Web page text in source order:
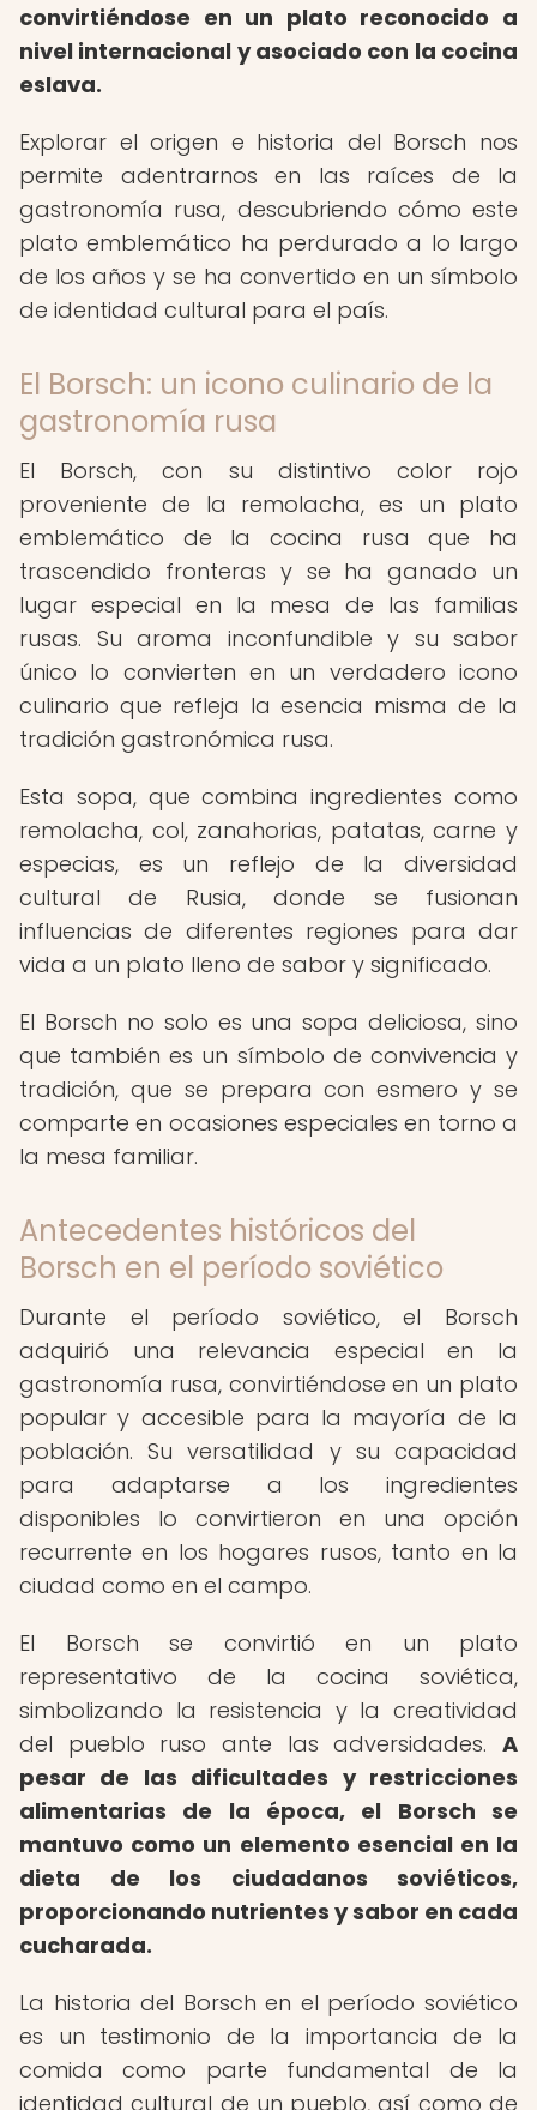
convirtiéndose en un plato reconocido a
nivel internacional y asociado con la cocina
eslava.
Explorar el origen e historia del Borsch nos
permite adentrarnos en las raíces de la
gastronomía rusa, descubriendo cómo este
plato emblemático ha perdurado a lo largo
de los años y se ha convertido en un símbolo
de identidad cultural para el país.
El Borsch: un icono culinario de la
gastronomía rusa
El Borsch, con su distintivo color rojo
proveniente de la remolacha, es un plato
emblemático de la cocina rusa que ha
trascendido fronteras y se ha ganado un
lugar especial en la mesa de las familias
rusas. Su aroma inconfundible y su sabor
único lo convierten en un verdadero icono
culinario que refleja la esencia misma de la
tradición gastronómica rusa.
Esta sopa, que combina ingredientes como
remolacha, col, zanahorias, patatas, carne y
especias, es un reflejo de la diversidad
cultural de Rusia, donde se fusionan
influencias de diferentes regiones para dar
vida a un plato lleno de sabor y significado.
El Borsch no solo es una sopa deliciosa, sino
que también es un símbolo de convivencia y
tradición, que se prepara con esmero y se
comparte en ocasiones especiales en torno a
la mesa familiar.
Antecedentes históricos del
Borsch en el período soviético
Durante el período soviético, el Borsch
adquirió una relevancia especial en la
gastronomía rusa, convirtiéndose en un plato
popular y accesible para la mayoría de la
población. Su versatilidad y su capacidad
para adaptarse a los ingredientes
disponibles lo convirtieron en una opción
recurrente en los hogares rusos, tanto en la
ciudad como en el campo.
El Borsch se convirtió en un plato
representativo de la cocina soviética,
simbolizando la resistencia y la creatividad
del pueblo ruso ante las adversidades. A
pesar de las dificultades y restricciones
alimentarias de la época, el Borsch se
mantuvo como un elemento esencial en la
dieta de los ciudadanos soviéticos,
proporcionando nutrientes y sabor en cada
cucharada.
La historia del Borsch en el período soviético
es un testimonio de la importancia de la
comida como parte fundamental de la
identidad cultural de un pueblo, así como de